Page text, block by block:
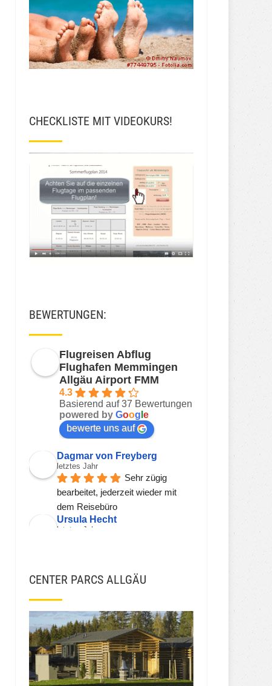
CHECKLISTE MIT VIDEOKURS!
BEWERTUNGEN:
Flugreisen Abflug
Flughafen Memmingen
Allgäu Airport FMM
4.3
Basierend auf 37 Bewertungen
powered by Goog e
bewerte uns auf
Dagmar von Freyberg
letztes Jahr
Sehr zügig
bearbeitet, jederzeit wieder mit
dem Reisebüro
Ursula Hecht
letztes Jahr
Viorel Stanciu
JSH JSH
vor 3 Jahren
Ekna W
vor 3 Jahren
Die Preise fürs
Parken sind  ja unglaublich teuer.
CENTER PARCS ALLGÄU